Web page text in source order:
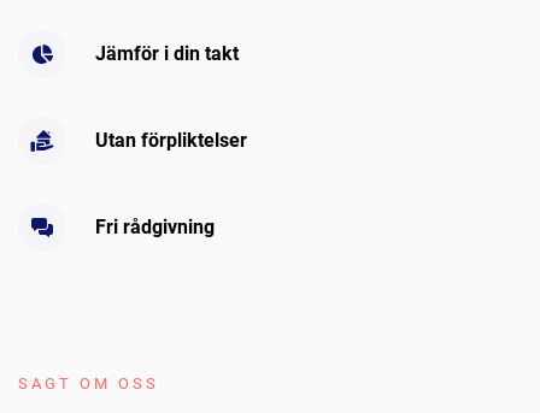
Jämför i din takt
Utan förpliktelser
Fri rådgivning
SAGT OM OSS